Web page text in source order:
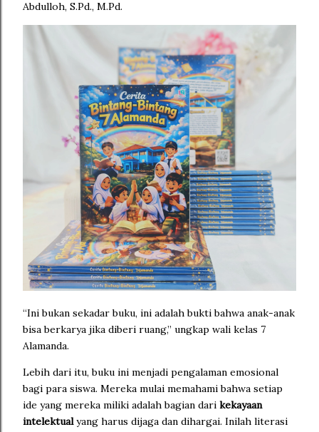
Abdulloh, S.Pd., M.Pd.
“Ini bukan sekadar buku, ini adalah bukti bahwa anak-anak
bisa berkarya jika diberi ruang,” ungkap wali kelas 7
Alamanda.
Lebih dari itu, buku ini menjadi pengalaman emosional
bagi para siswa. Mereka mulai memahami bahwa setiap
ide yang mereka miliki adalah bagian dari kekayaan
intelektualyang harus dijaga dan dihargai. Inilah literasi